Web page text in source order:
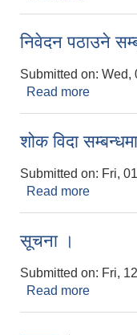
निवेदन पठाउने
Submitted on: Wed,
Read more
शोक विदा
Submitted on: Fri,
Read more
सूचना ।
Submitted on: Fri,
Read more